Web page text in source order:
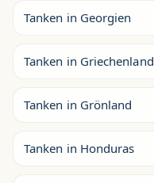
Tanken in Georgien
Tanken in Griechenland
Tanken in Grönland
Tanken in Honduras